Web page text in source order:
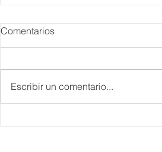
Comentarios
Escribir un comentario...